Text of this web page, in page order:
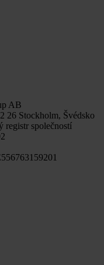
AB
26 Stockholm, Švédsko
registr společností